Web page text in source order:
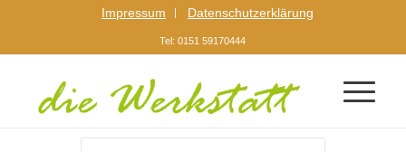
Impressum Datenschutzerklärung
Tel: 0151 59170444